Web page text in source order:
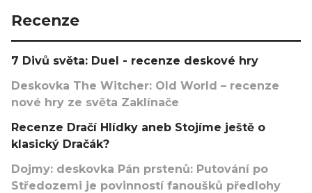
Recenze
7 Divů světa: Duel - recenze deskové hry
Deskovka The Witcher: Old World – recenze
nové hry ze světa Zaklínače
Recenze Dračí Hlídky aneb Stojíme ještě o
klasický Dračák?
Dojmy: deskovka Pán prstenů: Putování po
Středozemi je povinností fanoušků předlohy